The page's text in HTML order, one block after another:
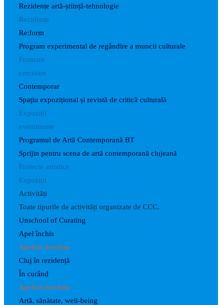
Rezidențe artă-știință-tehnologie
Rezidențe
Re:form
Program experimental de regândire a muncii culturale
Formare
cercetare
Contemporar
Spațiu expozițional și revistă de critică culturală
Expoziții
evenimente
Programul de Artă Contemporană BT
Sprijin pentru scena de artă contemporană clujeană
Proiecte artistice
Expoziții
Activități
Toate tipurile de activități organizate de CCC.
Unschool of Curating
Apel închis
Apeluri deschise
Cluj în rezidență
În curând
Apeluri deschise
Artă, sănătate, well-being